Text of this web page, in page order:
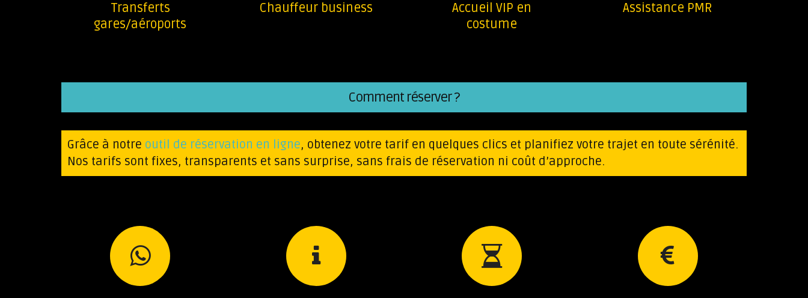
Transferts
gares/aéroports
Chauffeur business
Accueil VIP en
costume
Assistance PMR
Comment réserver ?
Grâce à notre outil de réservation en ligne, obtenez votre tarif en quelques clics et planifiez votre trajet en toute sérénité.
Nos tarifs sont fixes, transparents et sans surprise, sans frais de réservation ni coût d’approche.